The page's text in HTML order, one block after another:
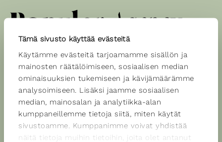
Tämä sivusto käyttää evästeitä
Käytämme evästeitä tarjoamamme sisällön ja
mainosten räätälöimiseen, sosiaalisen median
ominaisuuksien tukemiseen ja kävijämäärämme
analysoimiseen. Lisäksi jaamme sosiaalisen
median, mainosalan ja analytiikka-alan
kumppaneillemme tietoja siitä, miten käytät
sivustoamme. Kumppanimme voivat yhdistää
näitä tietoja muihin tietoihin, joita olet antanut
Spiikkerit
Pirjo Heikkilä
Äänen väri: neutraali
Kielet: suomi